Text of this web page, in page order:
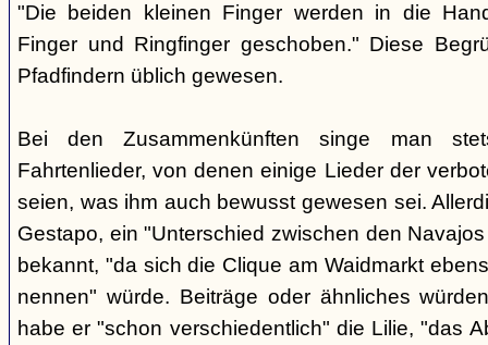
"Die beiden kleinen Finger werden in die
Finger und Ringfinger geschoben." Diese
Pfadfindern üblich gewesen.
Bei den Zusammenkünften singe man
Fahrtenlieder, von denen einige Lieder der
seien, was ihm auch bewusst gewesen sei.
Gestapo, ein "Unterschied zwischen den
bekannt, "da sich die Clique am Waidmarkt
nennen" würde. Beiträge oder ähnliches
habe er "schon verschiedentlich" die Lilie, "das